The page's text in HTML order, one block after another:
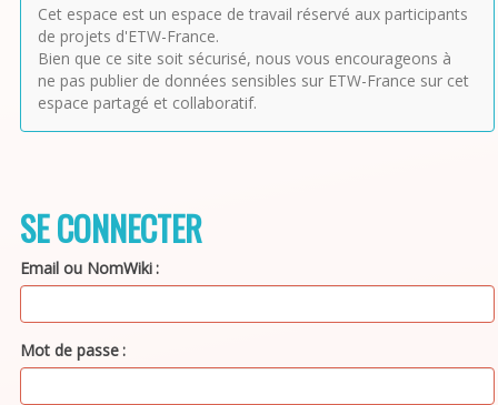
Cet espace est un espace de travail réservé aux participants
de projets d'ETW-France.
Bien que ce site soit sécurisé, nous vous encourageons à
ne pas publier de données sensibles sur ETW-France sur cet
espace partagé et collaboratif.
SE CONNECTER
Email ou NomWiki
Mot de passe